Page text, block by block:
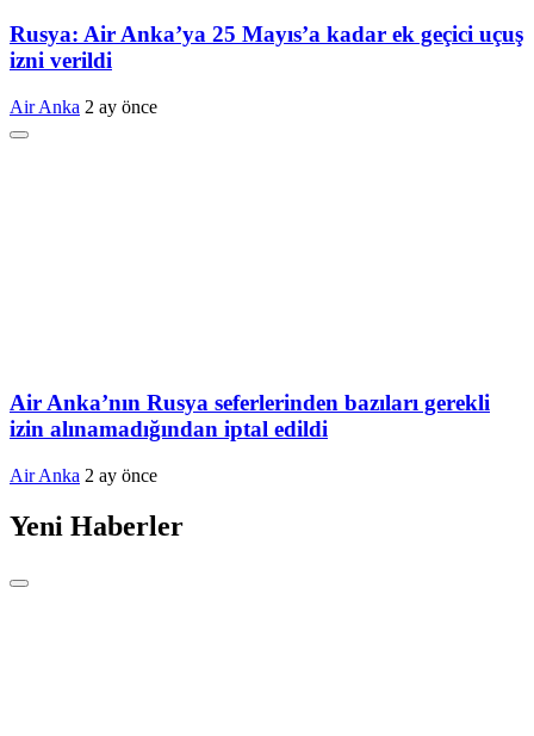
Rusya: Air Anka’ya 25 Mayıs’a kadar ek geçici uçuş
izni verildi
Air Anka 2 ay önce
Air Anka’nın Rusya seferlerinden bazıları gerekli
izin alınamadığından iptal edildi
Air Anka 2 ay önce
Yeni Haberler